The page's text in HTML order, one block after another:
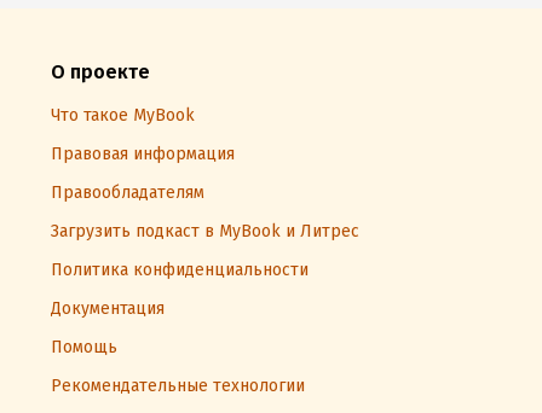
О проекте
Что такое MyBook
Правовая информация
Правообладателям
Загрузить подкаст в MyBook и Литрес
Политика конфиденциальности
Документация
Помощь
Рекомендательные технологии